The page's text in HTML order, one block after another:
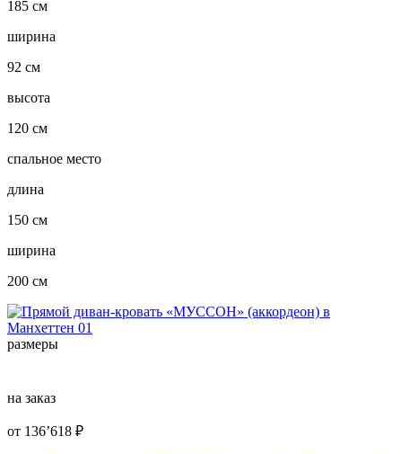
185 см
ширина
92 см
высота
120 см
спальное место
длина
150 см
ширина
200 см
размеры
на заказ
от 136’618 ₽